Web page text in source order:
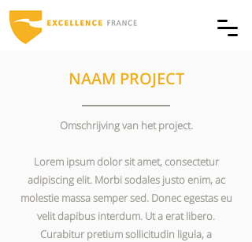
NAAM PROJECT
Omschrijving van het project.
Lorem ipsum dolor sit amet, consectetur
adipiscing elit. Morbi sodales justo enim, ac
molestie massa semper sed. Donec egestas eu
velit dapibus interdum. Ut a erat libero.
Curabitur pretium sollicitudin ligula, a